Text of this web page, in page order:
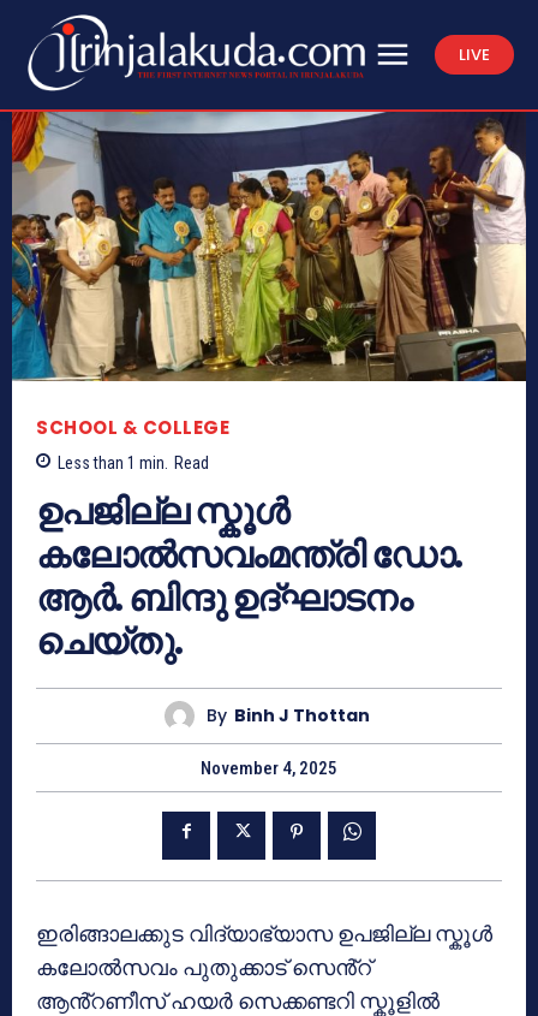
LIVE
SCHOOL & COLLEGE
Less than 1 min. Read
ഉപജില്ല സ്കൂൾ
കലോൽസവംമന്ത്രി ഡോ.
ആർ. ബിന്ദു ഉദ്ഘാടനം
ചെയ്തു.
By Binh J Thottan
November 4, 2025
ഇരിങ്ങാലക്കുട വിദ്യാഭ്യാസ ഉപജില്ല സ്കൂൾ
കലോൽസവം പുതുക്കാട് സെൻ്റ്
ആൻ്റണീസ് ഹയർ സെക്കണ്ടറി സ്കൂളിൽ